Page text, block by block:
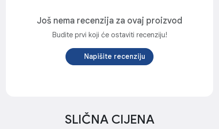
Još nema recenzija za ovaj proizvod
Budite prvi koji će ostaviti recenziju!
Napišite recenziju
SLIČNA CIJENA